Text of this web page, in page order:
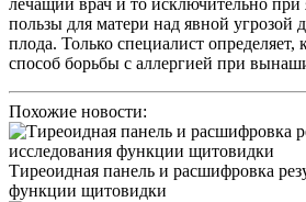
лечащий врач и то исключительно
пользы для матери над явной угрозой
плода. Только специалист определяет,
способ борьбы с аллергией при
Похожие новости:
Тиреоидная панель и расшифровка
функции щитовидки